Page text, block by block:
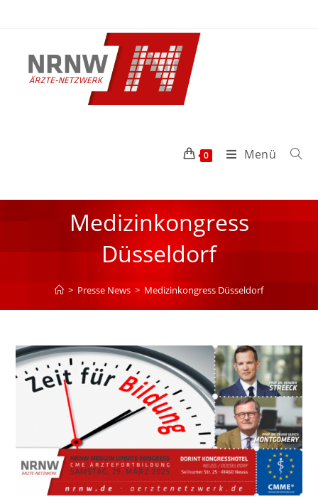
0 Menü
Medizinkongress
Düsseldorf
> Presse News > Medizinkongress Düsseldorf